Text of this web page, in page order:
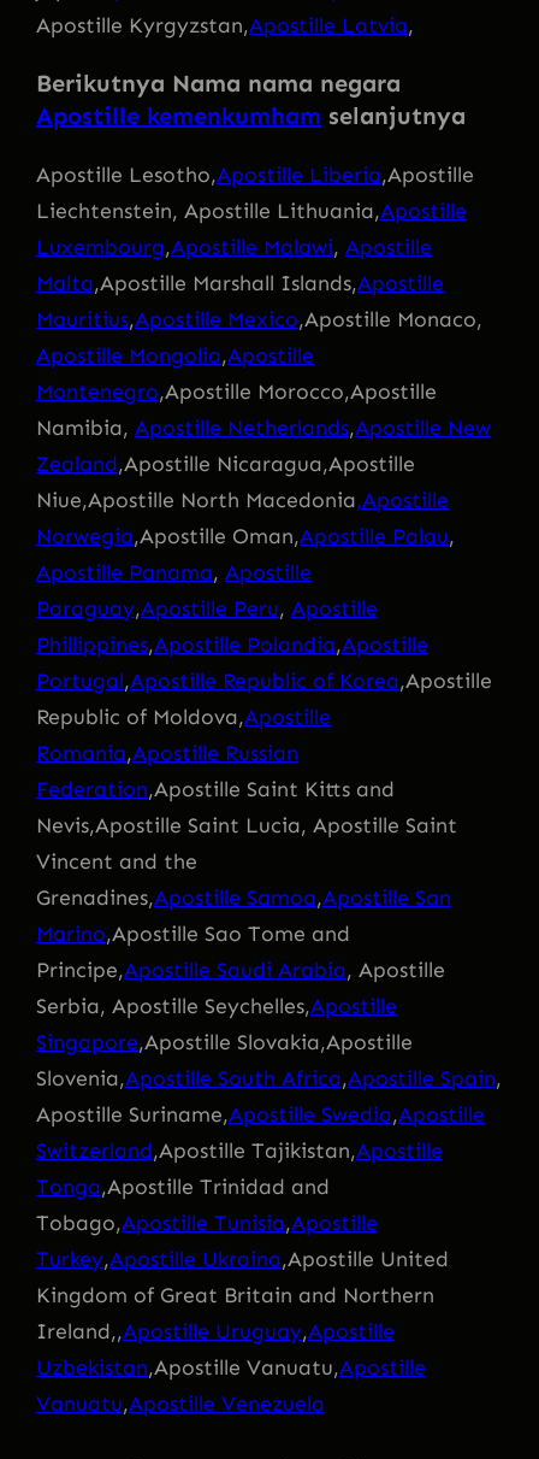
Apostille Kyrgyzstan,Apostille Latvia,
Berikutnya Nama nama negara
Apostille kemenkumham selanjutnya
Apostille Lesotho,Apostille Liberia,Apostille
Liechtenstein, Apostille Lithuania,Apostille
Luxembourg,Apostille Malawi, Apostille
Malta,Apostille Marshall Islands,Apostille
Mauritius,Apostille Mexico,Apostille Monaco,
Apostille Mongolia,Apostille
Montenegro,Apostille Morocco,Apostille
Namibia, Apostille Netherlands,Apostille New
Zealand,Apostille Nicaragua,Apostille
Niue,Apostille North Macedonia,Apostille
Norwegia,Apostille Oman,Apostille Palau,
Apostille Panama, Apostille
Paraguay,Apostille Peru, Apostille
Phillippines,Apostille Polandia,Apostille
Portugal,Apostille Republic of Korea,Apostille
Republic of Moldova,Apostille
Romania,Apostille Russian
Federation,Apostille Saint Kitts and
Nevis,Apostille Saint Lucia, Apostille Saint
Vincent and the
Grenadines,Apostille Samoa,Apostille San
Marino,Apostille Sao Tome and
Principe,Apostille Saudi Arabia, Apostille
Serbia, Apostille Seychelles,Apostille
Singapore,Apostille Slovakia,Apostille
Slovenia,Apostille South Africa,Apostille Spain,
Apostille Suriname,Apostille Swedia,Apostille
Switzerland,Apostille Tajikistan,Apostille
Tonga,Apostille Trinidad and
Tobago,Apostille Tunisia,Apostille
Turkey,Apostille Ukraina,Apostille United
Kingdom of Great Britain and Northern
Ireland,,Apostille Uruguay,Apostille
Uzbekistan,Apostille Vanuatu,Apostille
Vanuatu,Apostille Venezuela